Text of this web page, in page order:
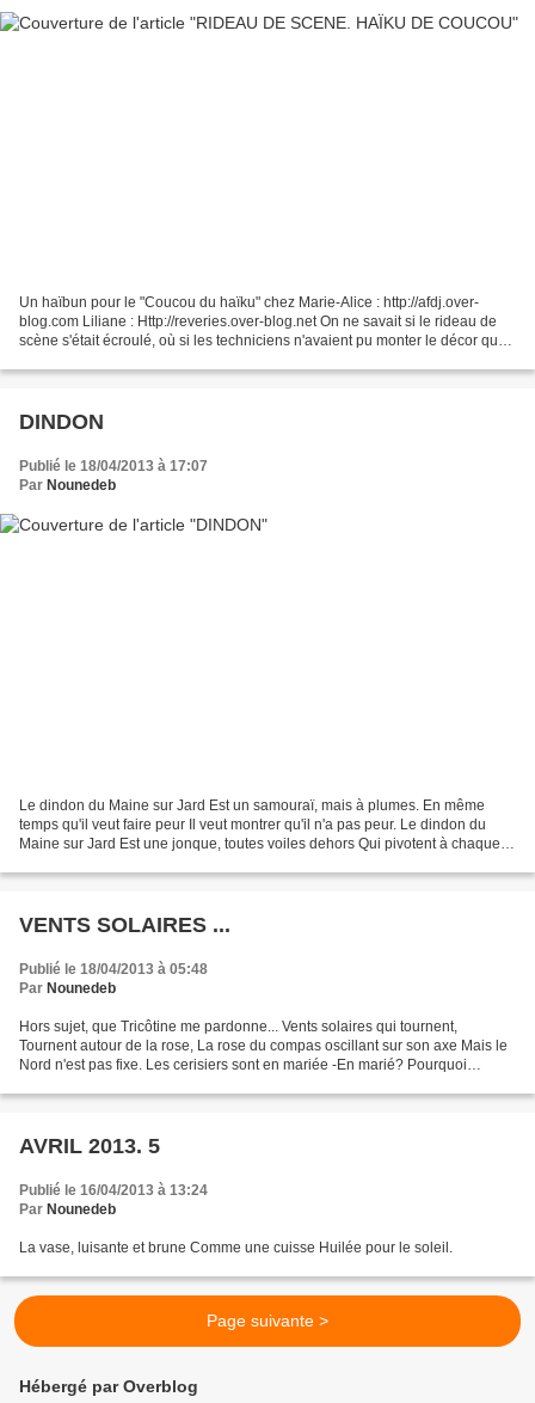
Un haïbun pour le "Coucou du haïku" chez Marie-Alice : http://afdj.over-
blog.com Liliane : Http://reveries.over-blog.net On ne savait si le rideau de
scène s'était écroulé, où si les techniciens n'avaient pu monter le décor que
DINDON
Publié le 18/04/2013 à 17:07
Par Nounedeb
Le dindon du Maine sur Jard Est un samouraï, mais à plumes. En même
temps qu'il veut faire peur Il veut montrer qu'il n'a pas peur. Le dindon du
Maine sur Jard Est une jonque, toutes voiles dehors Qui pivotent à chaque
VENTS SOLAIRES ...
Publié le 18/04/2013 à 05:48
Par Nounedeb
Hors sujet, que Tricôtine me pardonne... Vents solaires qui tournent,
Tournent autour de la rose, La rose du compas oscillant sur son axe Mais le
Nord n'est pas fixe. Les cerisiers sont en mariée -En marié? Pourquoi
AVRIL 2013. 5
Publié le 16/04/2013 à 13:24
Par Nounedeb
La vase, luisante et brune Comme une cuisse Huilée pour le soleil.
Page suivante >
Hébergé par Overblog